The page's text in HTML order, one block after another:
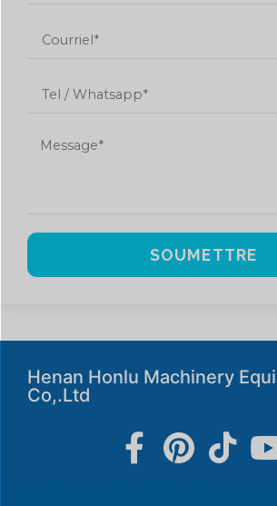
SOUMETTRE
Henan Honlu Machinery
Co,.Ltd